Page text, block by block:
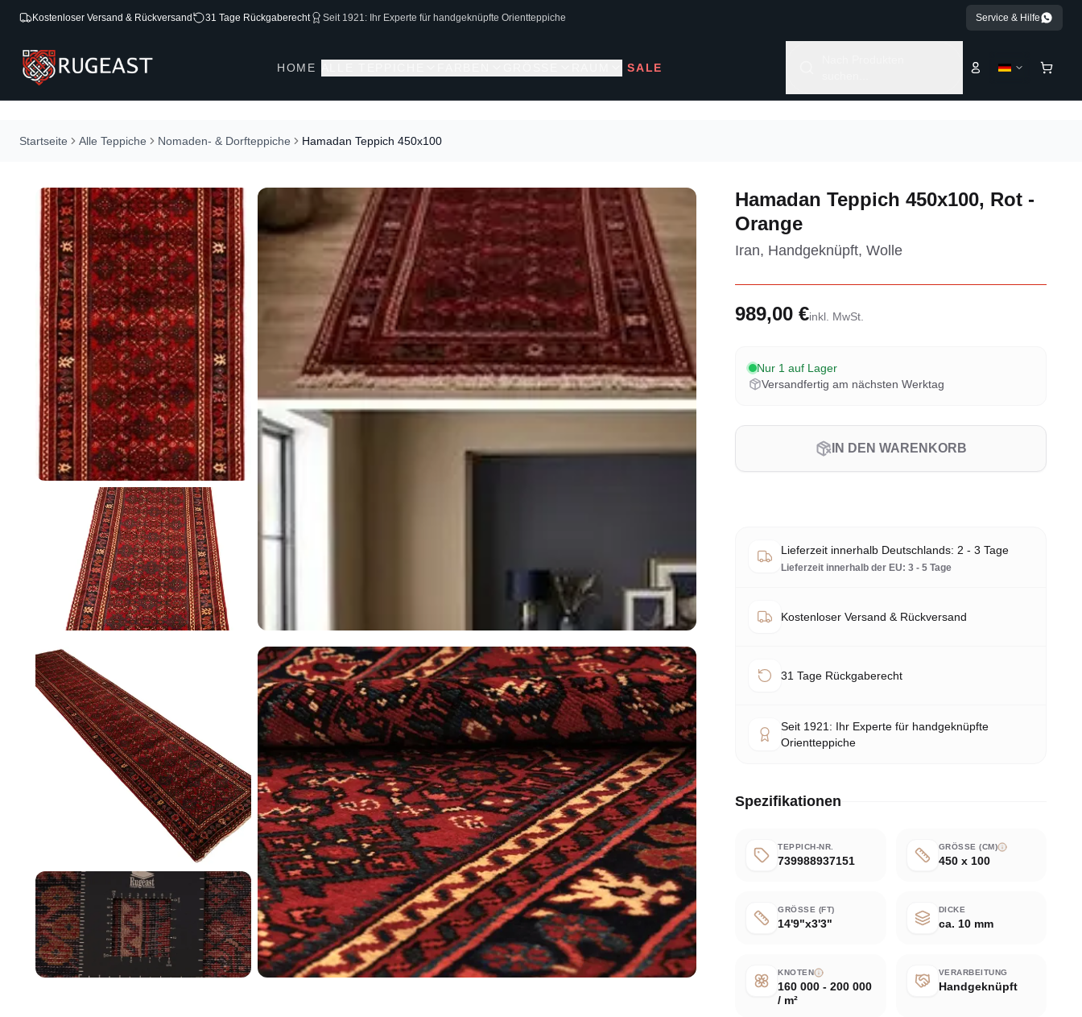
Kostenloser Versand & Rückversand 31 Tage Rückgaberecht Seit 1921: Ihr Experte für handgeknüpfte Orientteppiche Service & Hilfe
HOME SALE
Startseite Alle Teppiche Nomaden- & Dorfteppiche Hamadan Teppich 450x100
Hamadan Teppich 450x100, Rot -
Orange
Iran, Handgeknüpft, Wolle
989,00 €inkl. MwSt.
Nur 1 auf Lager
Versandfertig am nächsten Werktag
IN DEN WARENKORB
Lieferzeit innerhalb Deutschlands: 2 - 3 Tage
Lieferzeit innerhalb der EU: 3 - 5 Tage
Kostenloser Versand & Rückversand
31 Tage Rückgaberecht
Seit 1921: Ihr Experte für handgeknüpfte
Orientteppiche
Spezifikationen
TEPPICH-NR.
739988937151
GRÖSSE (CM)
450 x 100
GRÖSSE (FT)
14'9"x3'3"
DICKE
ca. 10 mm
KNOTEN
160 000 - 200 000
/ m²
VERARBEITUNG
Handgeknüpft